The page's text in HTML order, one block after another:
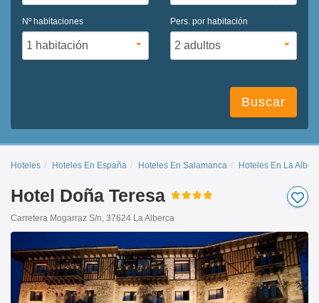
Nº habitaciones Pers. por habitación
Buscar
Hoteles Hoteles En España Hoteles En Salamanca Hoteles En La
Hotel Doña Teresa
Carretera Mogarraz S/n, 37624 La Alberca